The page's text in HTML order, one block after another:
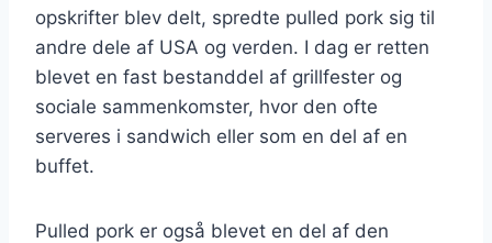
opskrifter blev delt, spredte pulled pork sig til
andre dele af USA og verden. I dag er retten
blevet en fast bestanddel af grillfester og
sociale sammenkomster, hvor den ofte
serveres i sandwich eller som en del af en
buffet.
Pulled pork er også blevet en del af den